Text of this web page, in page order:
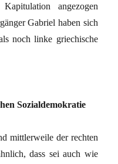
angezogen
Gabriel haben sich
noch linke griechische
Sozialdemokratie
mittlerweile der rechten
dass sei auch wie